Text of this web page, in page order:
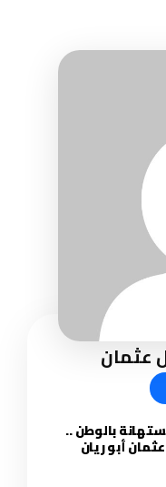
عثمان
بالوطن ..
أبو ريان